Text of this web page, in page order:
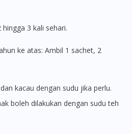
hingga 3 kali sehari.
boleh dilakukan dengan sudu teh